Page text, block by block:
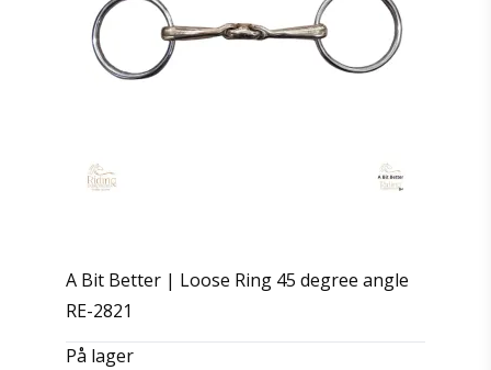
A Bit Better | Loose Ring 45 degree angle
RE-2821
På lager